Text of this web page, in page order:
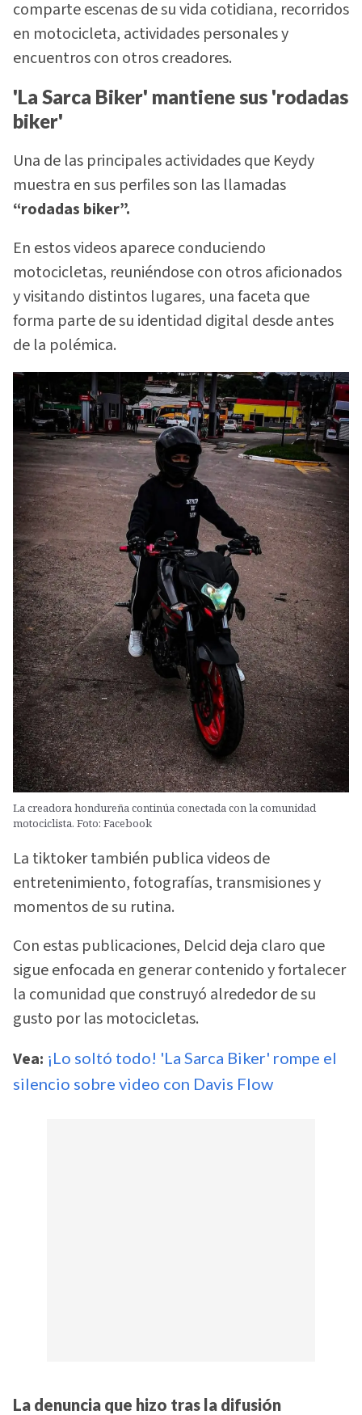
comparte escenas de su vida cotidiana, recorridos
en motocicleta, actividades personales y
encuentros con otros creadores.
'La Sarca Biker' mantiene sus 'rodadas
biker'
Una de las principales actividades que Keydy
muestra en sus perfiles son las llamadas
“rodadas biker”.
En estos videos aparece conduciendo
motocicletas, reuniéndose con otros aficionados
y visitando distintos lugares, una faceta que
forma parte de su identidad digital desde antes
de la polémica.
La creadora hondureña continúa conectada con la comunidad
motociclista. Foto: Facebook
La tiktoker también publica videos de
entretenimiento, fotografías, transmisiones y
momentos de su rutina.
Con estas publicaciones, Delcid deja claro que
sigue enfocada en generar contenido y fortalecer
la comunidad que construyó alrededor de su
gusto por las motocicletas.
Vea: ¡Lo soltó todo! 'La Sarca Biker' rompe el
silencio sobre video con Davis Flow
La denuncia que hizo tras la difusión